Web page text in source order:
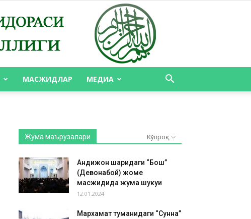
МАСЖИДЛАР МЕДИА
Жума маърузалари Кўпроқ
Андижон шаҳридаги “Бош”
(Девонабой) жоме
масжидида жума шукуҳи
12.01.2024
Мархамат туманидаги “Сунна”